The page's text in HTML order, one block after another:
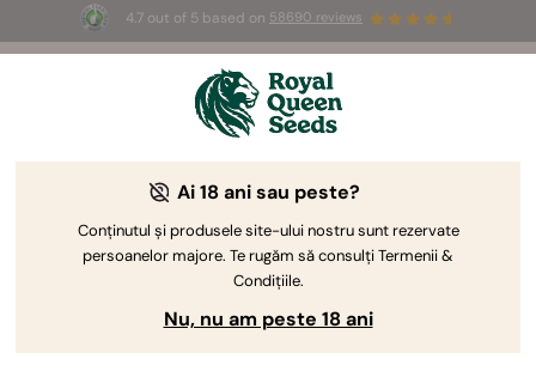
4.7 out of 5 based on 58690 reviews
☀️ Summer Sales: Up to 50% off
selected products! ⏤
Ai 18 ani sau peste?
Conținutul și produsele site-ului nostru sunt rezervate
persoanelor majore. Te rugăm să consulți Termenii &
Condițiile.
Nu, nu am peste 18 ani